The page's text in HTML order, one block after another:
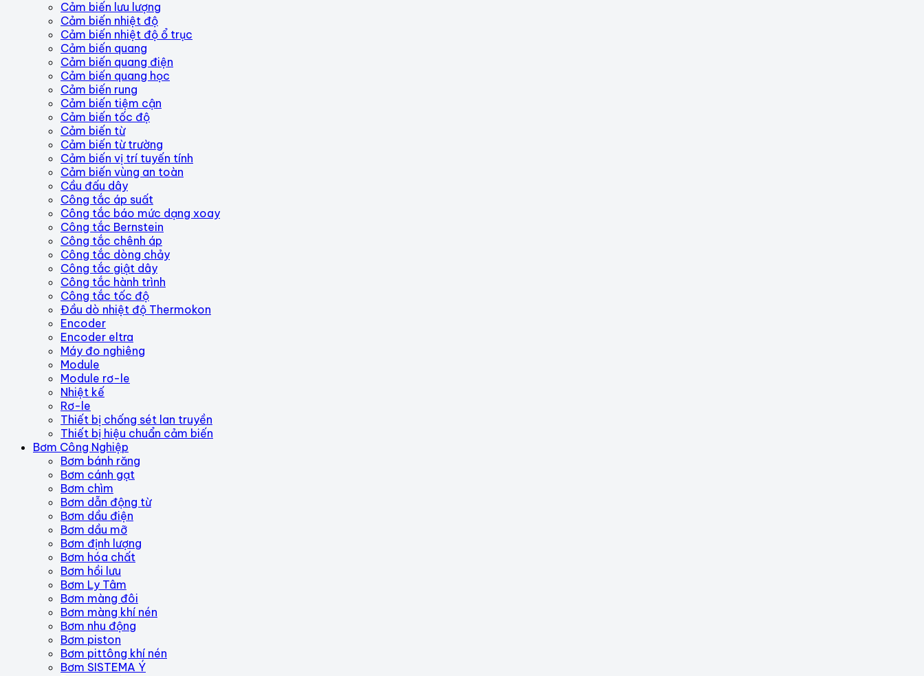
Cảm biến lưu lượng
Cảm biến nhiệt độ
Cảm biến nhiệt độ ổ trục
Cảm biến quang
Cảm biến quang điện
Cảm biến quang học
Cảm biến rung
Cảm biến tiệm cận
Cảm biến tốc độ
Cảm biến từ
Cảm biến từ trường
Cảm biến vị trí tuyến tính
Cảm biến vùng an toàn
Cầu đấu dây
Công tắc áp suất
Công tắc báo mức dạng xoay
Công tắc Bernstein
Công tắc chênh áp
Công tắc dòng chảy
Công tắc giật dây
Công tắc hành trình
Công tắc tốc độ
Đầu dò nhiệt độ Thermokon
Encoder
Encoder eltra
Máy đo nghiêng
Module
Module rơ-le
Nhiệt kế
Rơ-le
Thiết bị chống sét lan truyền
Thiết bị hiệu chuẩn cảm biến
Bơm Công Nghiệp
Bơm bánh răng
Bơm cánh gạt
Bơm chìm
Bơm dẫn động từ
Bơm dầu điện
Bơm dầu mỡ
Bơm định lượng
Bơm hóa chất
Bơm hồi lưu
Bơm Ly Tâm
Bơm màng đôi
Bơm màng khí nén
Bơm nhu động
Bơm piston
Bơm pittông khí nén
Bơm SISTEMA Ý